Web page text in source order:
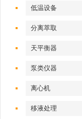
低温设备
分离萃取
天平衡器
泵类仪器
离心机
移液处理